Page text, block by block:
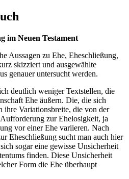
im Neuen Testament
Aussagen zu Ehe, Eheschließung,
skizziert und ausgewählte
genauer untersucht werden.
deutlich weniger Textstellen, die
Ehe äußern. Die, die sich
ihre Variationsbreite, die von der
zur Ehelosigkeit, ja
vor einer Ehe variieren. Nach
Eheschließung sucht man auch hier
sogar eine gewisse Unsicherheit
finden. Diese Unsicherheit
Form die Ehe überhaupt